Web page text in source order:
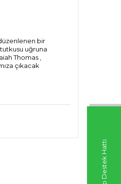
bir
uğruna
Thomas ,
çıkacak